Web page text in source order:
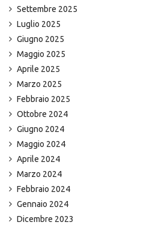
Settembre 2025
Luglio 2025
Giugno 2025
Maggio 2025
Aprile 2025
Marzo 2025
Febbraio 2025
Ottobre 2024
Giugno 2024
Maggio 2024
Aprile 2024
Marzo 2024
Febbraio 2024
Gennaio 2024
Dicembre 2023